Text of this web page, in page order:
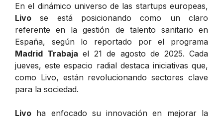
En el dinámico universo de las startups europeas,
Livo se está posicionando como un claro
referente en la gestión de talento sanitario en
España, según lo reportado por el programa
Madrid Trabaja el 21 de agosto de 2025. Cada
jueves, este espacio radial destaca iniciativas que,
como Livo, están revolucionando sectores clave
para la sociedad.
Livo ha enfocado su innovación en mejorar la